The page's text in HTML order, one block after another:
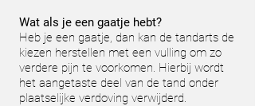
Wat als je een gaatje hebt?
Heb je een gaatje, dan kan de tandarts de
kiezen herstellen met een vulling om zo
verdere pijn te voorkomen. Hierbij wordt
het aangetaste deel van de tand onder
plaatselijke verdoving verwijderd.